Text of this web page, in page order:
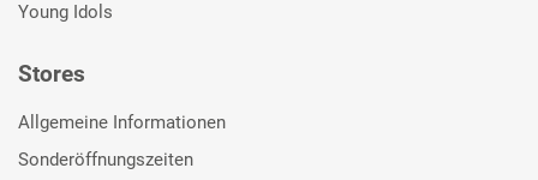
Young Idols
Stores
Allgemeine Informationen
Sonderöffnungszeiten